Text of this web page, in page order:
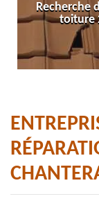
Recherche
toiture